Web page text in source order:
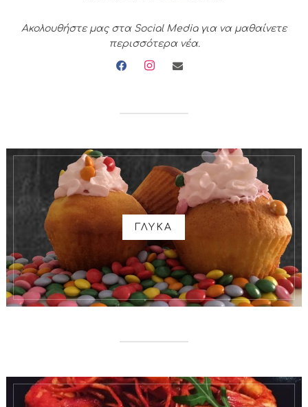
Ακολουθήστε μας στα Social Media για να μαθαίνετε
περισσότερα νέα.
facebookinstagramenvelope
ΓΛΥΚΑ